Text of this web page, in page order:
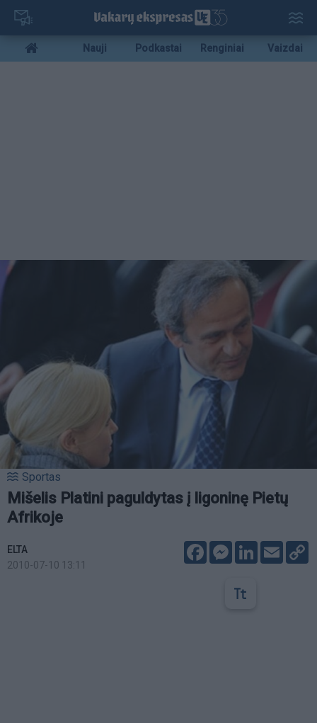
Pereiti
pagrindinį
turinį
Mobile
menu
Nauji Podkastai Renginiai Vaizdai
Sportas
Mišelis Platini paguldytas į ligoninę Pietų
Afrikoje
ELTA
2010-07-10 13:11
FacebookMessenger
LinkedIn
Email